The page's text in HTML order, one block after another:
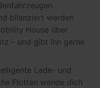
bilanziert werden
House über
– und gibt ihn gerne
Lade- und
Flotten wende dich